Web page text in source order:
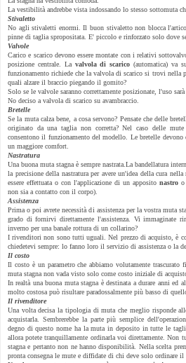
La vestibilità andrebbe vista indossando lo stesso sottomuta
Stivaletto
No agli stivaletti enormi. Il buon stivaletto non blocca
pinne di taglia spropositata. E' piccolo e rinforzato solo dove
Valvole
Carico e scarico devono essere montate con i relativi
posizione centrale. La valvola di scarico (automatica) va
funzionamento richiede che la valvola di scarico si trovi nella
quali alzare il braccio piegando il gomito?
Solo se le valvole saranno correttamente posizionate, l'uso sarà
No deciso a valvola di scarico su avambraccio.
Bretelle
Se la muta calza bene, a cosa servono? Pensate che delle
originato da una taglia non corretta? Nel caso delle
consentono il funzionamento del modello. Le bretelle devono
un maggiore comfort.
Nastratura
Una buona muta stagna è sempre nastrata.La bandellatura
la precisione della nastratura per avere un'idea della cura
essere effettuata o con l'applicazione di un apposito nastro o
non sia a contatto con il corpo).
Assistenza
Prima o poi avrete necessità di assistenza per la vostra muta
grado di fornirvi direttamente l'assistenza. Vi immaginate
inverno per una banale rottura di un collarino?
I rivenditori non sono tutti uguali. Nel prezzo di acquisto, è
chiedetevi sempre: lo fanno loro il servizio di assistenza o la
Il costo
Il costo è un parametro che abbiamo volutamente
muta stagna non vada visto solo come costo iniziale di
In realtà una buona muta stagna è destinata a durare anni ed
molto costosa può risultare paradossalmente più basso di
Il rivenditore
Una volta decisa la tipologia di muta che meglio risponde
acquistarla. Sembrerebbe la parte più semplice
degno di questo nome ha la muta in deposito in tutte le
allora potete tranquillamente ordinarla voi direttamente.
stagna e pertanto non ne hanno disponibilità. Nella scelta
pronta consegna le mute e diffidate di chi deve solo ordinare il